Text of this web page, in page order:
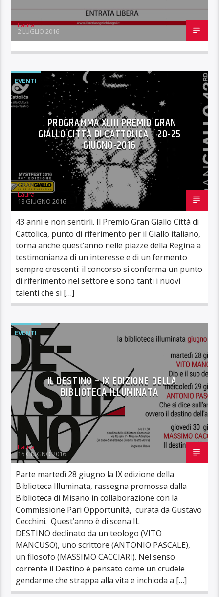
Laura
2 LUGLIO 2016
EVENTI
PROGRAMMA XLIII PREMIO GRAN
GIALLO CITTÀ DI CATTOLICA | 20-25
GIUGNO-2016
Laura
18 GIUGNO 2016
43 anni e non sentirli. Il Premio Gran Giallo Città di
Cattolica, punto di riferimento per il Giallo italiano,
torna anche quest’anno nelle piazze della Regina a
testimonianza di un interesse e di un fermento
sempre crescenti: il concorso si conferma un punto
di riferimento nel settore e sono tanti i nuovi
talenti che si […]
EVENTI
IL DESTINO – IX EDIZIONE DELLA
BIBLIOTECA ILLUMINATA
Laura
16 GIUGNO 2016
Parte martedì 28 giugno la IX edizione della
Biblioteca Illuminata, rassegna promossa dalla
Biblioteca di Misano in collaborazione con la
Commissione Pari Opportunità, curata da Gustavo
Cecchini. Quest’anno è di scena IL
DESTINO declinato da un teologo (VITO
MANCUSO), uno scrittore (ANTONIO PASCALE),
un filosofo (MASSIMO CACCIARI). Nel senso
corrente il Destino è pensato come un crudele
gendarme che strappa alla vita e inchioda a […]